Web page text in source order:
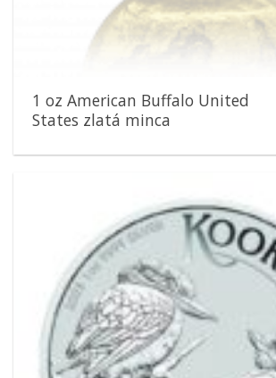
1 oz American Buffalo United
States zlatá minca